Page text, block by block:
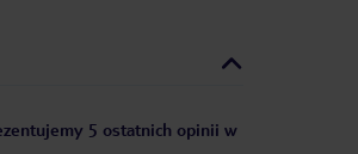
5 ostatnich opinii w